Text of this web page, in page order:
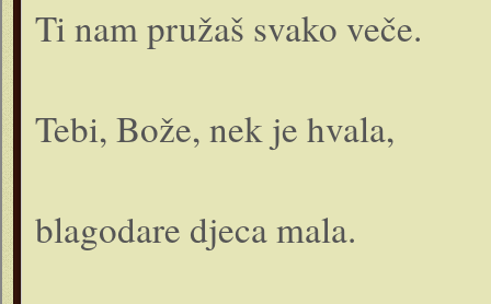
Ti nam pružaš svako veče.
Tebi, Bože, nek je hvala,
blagodare djeca mala.